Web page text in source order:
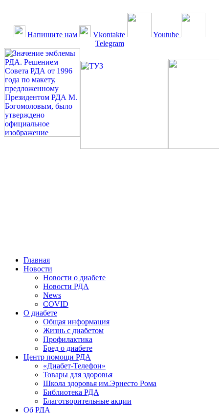
Напишите нам Vkontakte
Youtube
Telegram
Главная
Новости
Новости о диабете
Новости РДА
News
COVID
О диабете
Общая информация
Жизнь с диабетом
Профилактика
Бред о диабете
Центр помощи РДА
«Диабет-Телефон»
Товары для здоровья
Школа здоровья им.Эрнесто Рома
Библиотека РДА
Благотворительные акции
Об РДА